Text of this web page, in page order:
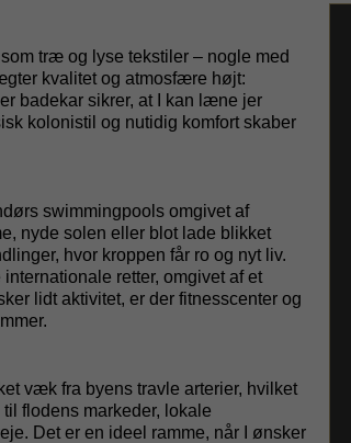
træ og lyse tekstiler – nogle med
kvalitet og atmosfære højt:
badekar sikrer, at I kan læne jer
kolonistil og nutidig komfort skaber
swimmingpools omgivet af
nyde solen eller blot lade blikket
hvor kroppen får ro og nyt liv.
retter, omgivet af et
lidt aktivitet, er der fitnesscenter og
væk fra byens travle arterier, hvilket
flodens markeder, lokale
Det er en ideel ramme, når I ønsker